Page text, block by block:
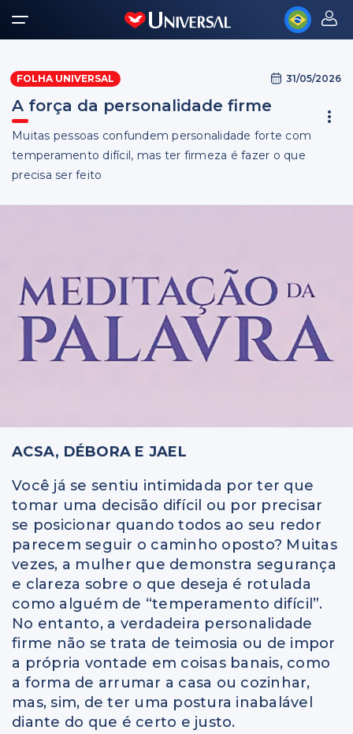
FOLHA UNIVERSAL 31/05/2026
A força da personalidade firme
Muitas pessoas confundem personalidade forte com
temperamento difícil, mas ter firmeza é fazer o que
precisa ser feito
ACSA, DÉBORA E JAEL
Você já se sentiu intimidada por ter que
tomar uma decisão difícil ou por precisar
se posicionar quando todos ao seu redor
parecem seguir o caminho oposto? Muitas
vezes, a mulher que demonstra segurança
e clareza sobre o que deseja é rotulada
como alguém de “temperamento difícil”.
No entanto, a verdadeira personalidade
firme não se trata de teimosia ou de impor
a própria vontade em coisas banais, como
a forma de arrumar a casa ou cozinhar,
mas, sim, de ter uma postura inabalável
diante do que é certo e justo.